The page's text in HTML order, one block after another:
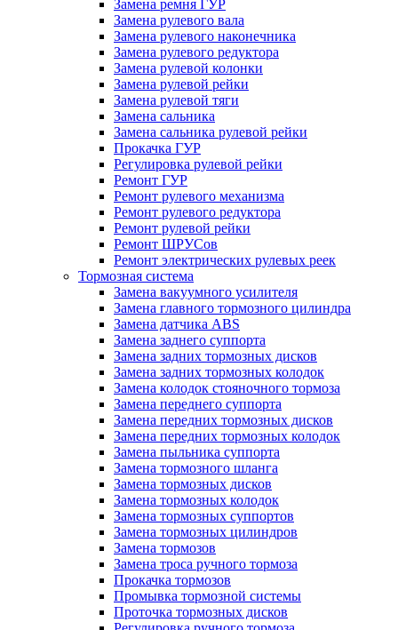
Замена ремня ГУР
Замена рулевого вала
Замена рулевого наконечника
Замена рулевого редуктора
Замена рулевой колонки
Замена рулевой рейки
Замена рулевой тяги
Замена сальника
Замена сальника рулевой рейки
Прокачка ГУР
Регулировка рулевой рейки
Ремонт ГУР
Ремонт рулевого механизма
Ремонт рулевого редуктора
Ремонт рулевой рейки
Ремонт ШРУСов
Ремонт электрических рулевых реек
Тормозная система
Замена вакуумного усилителя
Замена главного тормозного цилиндра
Замена датчика ABS
Замена заднего суппорта
Замена задних тормозных дисков
Замена задних тормозных колодок
Замена колодок стояночного тормоза
Замена переднего суппорта
Замена передних тормозных дисков
Замена передних тормозных колодок
Замена пыльника суппорта
Замена тормозного шланга
Замена тормозных дисков
Замена тормозных колодок
Замена тормозных суппортов
Замена тормозных цилиндров
Замена тормозов
Замена троса ручного тормоза
Прокачка тормозов
Промывка тормозной системы
Проточка тормозных дисков